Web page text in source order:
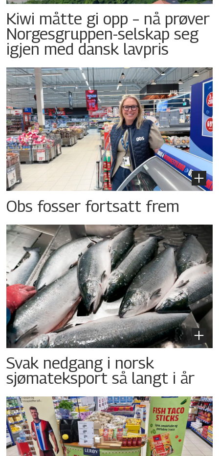
Kiwi måtte gi opp – nå prøver
Norgesgruppen-selskap seg
igjen med dansk lavpris
Obs fosser fortsatt frem
Svak nedgang i norsk
sjømateksport så langt i år